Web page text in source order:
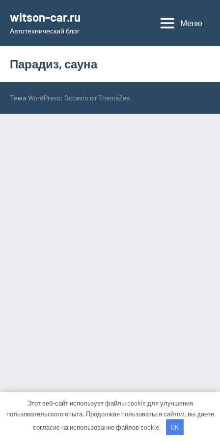
содержимому
witson-car.ru
Автотехнический блог
Меню
Парадиз, сауна
Тема WordPress: Occasio от ThemeZee.
Этот веб-сайт использует файлы cookie для улучшения
пользовательского опыта. Продолжая пользоваться сайтом, вы даете
согласие на использование файлов cookie.
OK